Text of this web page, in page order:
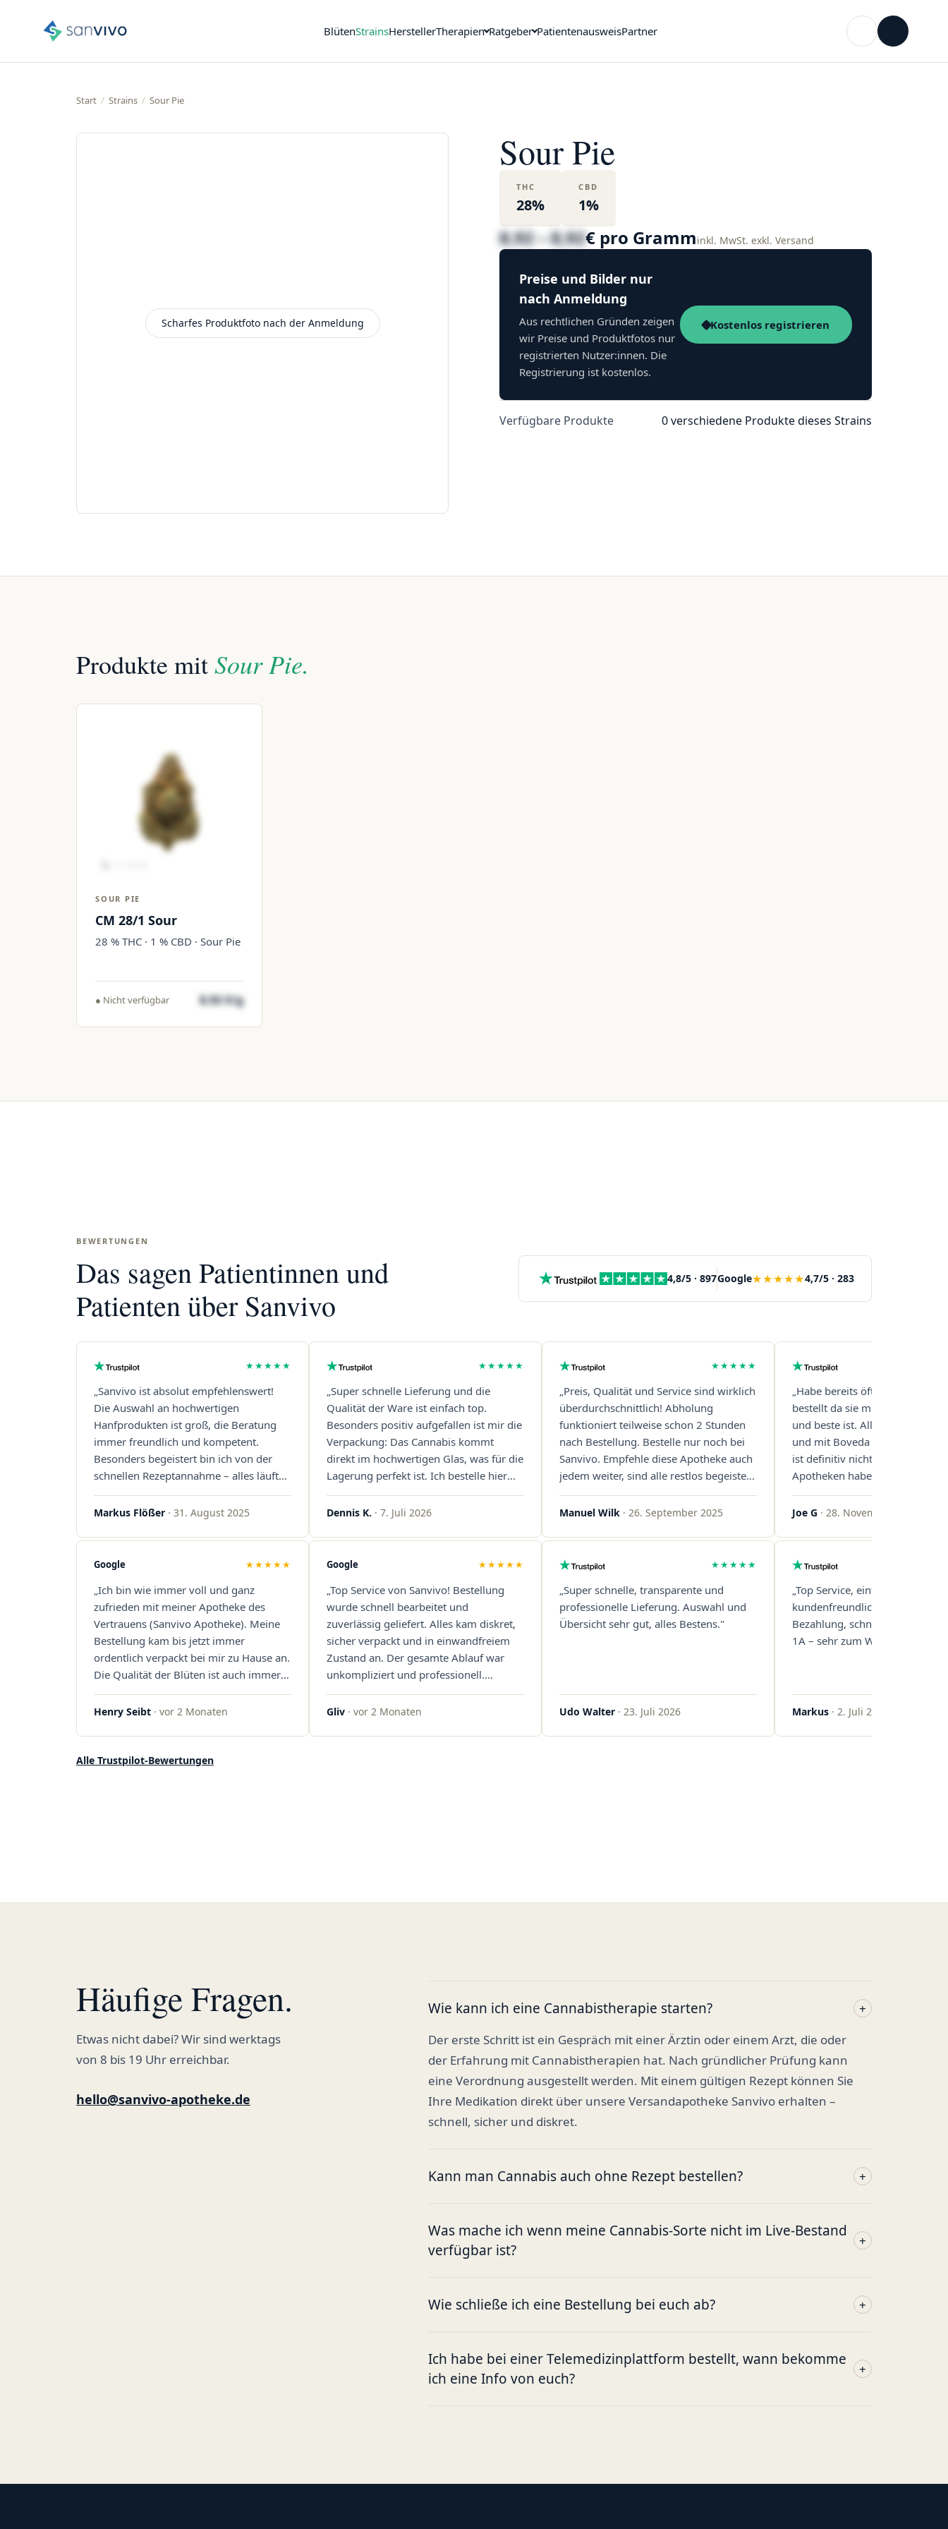
BlütenStrainsHerstellerTherapien Ratgeber PatientenausweisPartner
Start / Strains / Sour Pie
Scharfes Produktfoto nach der Anmeldung
Sour Pie
THC
28%
CBD
1%
8,92 – 8,92€ pro Gramminkl. MwSt. exkl. Versand
Preise und Bilder nur
nach Anmeldung
Aus rechtlichen Gründen zeigen
wir Preise und Produktfotos nur
registrierten Nutzer:innen. Die
Registrierung ist kostenlos.
Kostenlos registrieren
Verfügbare Produkte 0 verschiedene Produkte dieses Strains
Produkte mitSour Pie.
SOUR PIE
CM 28/1 Sour
28 % THC · 1 % CBD · Sour Pie
● Nicht verfügbar 8,92 €/g
BEWERTUNGEN
Das sagen Patientinnen und
Patienten über Sanvivo
4,8/5 · 897Google★★★★★4,7/5 · 283
★★★★★
„Sanvivo ist absolut empfehlenswert!
Die Auswahl an hochwertigen
Hanfprodukten ist groß, die Beratung
immer freundlich und kompetent.
Besonders begeistert bin ich von der
schnellen Rezeptannahme – alles läuft
unkompliziert und reibungslos. Auch die
Lieferungen sind extrem zügig, was mir
dass hier Qualität, Service und
Kundenzufriedenheit an erster Stelle
Sanvivo – ich bin rundum begeistert!"
Markus Flößer · 31. August 2025
★★★★★
„Super schnelle Lieferung und die
Qualität der Ware ist einfach top.
Besonders positiv aufgefallen ist mir die
Verpackung: Das Cannabis kommt
direkt im hochwertigen Glas, was für die
Lagerung perfekt ist. Ich bestelle hier
definitiv wieder!"
Dennis K. · 7. Juli 2026
★★★★★
„Preis, Qualität und Service sind wirklich
überdurchschnittlich! Abholung
funktioniert teilweise schon 2 Stunden
nach Bestellung. Bestelle nur noch bei
Sanvivo. Empfehle diese Apotheke auch
jedem weiter, sind alle restlos begeistert.
Immer wieder gern!"
Manuel Wilk · 26. September 2025
„Habe bereits öfter über diese
bestellt da sie mit Abstand die
und beste ist. Alles ist perfekt
und mit Boveda Pads in jedem
ist definitiv nicht die Norm, bei
Apotheken haben das nur zwei
gemacht. Bleibt so!"
Joe G · 28. November 2025
Google ★★★★★
„Ich bin wie immer voll und ganz
zufrieden mit meiner Apotheke des
Vertrauens (Sanvivo Apotheke). Meine
Bestellung kam bis jetzt immer
ordentlich verpackt bei mir zu Hause an.
Die Qualität der Blüten ist auch immer
auf einem hohen Niveau, die Auswahl
ist groß und die Preise sind fair. Die
Qualität. Ich bestelle hier schon länger
Henry Seibt · vor 2 Monaten
Google ★★★★★
„Top Service von Sanvivo! Bestellung
wurde schnell bearbeitet und
zuverlässig geliefert. Alles kam diskret,
sicher verpackt und in einwandfreiem
Zustand an. Der gesamte Ablauf war
unkompliziert und professionell.
Qualität und Kundenzufriedenheit
überzeugen auf ganzer Linie. Gerne
Gliv · vor 2 Monaten
★★★★★
„Super schnelle, transparente und
professionelle Lieferung. Auswahl und
Übersicht sehr gut, alles Bestens."
Udo Walter · 23. Juli 2026
„Top Service, einfache und
kundenfreundliche Abwicklung
Bezahlung, schnelle Lieferung.
1A – sehr zum
Markus · 2. Juli 2026
Alle Trustpilot-Bewertungen
Häufige Fragen.
Etwas nicht dabei? Wir sind werktags
von 8 bis 19 Uhr erreichbar.
hello@sanvivo-apotheke.de
Wie kann ich eine Cannabistherapie starten?
+
Der erste Schritt ist ein Gespräch mit einer Ärztin oder einem Arzt, die oder
der Erfahrung mit Cannabistherapien hat. Nach gründlicher Prüfung kann
eine Verordnung ausgestellt werden. Mit einem gültigen Rezept können Sie
Ihre Medikation direkt über unsere Versandapotheke Sanvivo erhalten –
schnell, sicher und diskret.
Kann man Cannabis auch ohne Rezept bestellen? +
Was mache ich wenn meine Cannabis-Sorte nicht im Live-Bestand
verfügbar ist?
+
Wie schließe ich eine Bestellung bei euch ab? +
Ich habe bei einer Telemedizinplattform bestellt, wann bekomme
ich eine Info von euch?
+